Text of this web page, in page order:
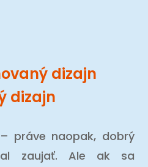
dizajn
dizajn
práve naopak, dobrý
zaujať. Ale ak sa